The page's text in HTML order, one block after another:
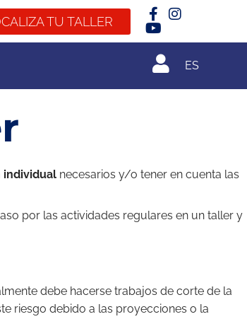
TU TALLER
ES
individual necesarios y/o tener en cuenta las
por las actividades regulares en un taller y
debe hacerse trabajos de corte de la
riesgo debido a las proyecciones o la